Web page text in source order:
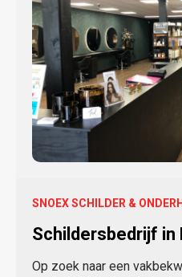
SNOEX SCHILDER &
Schildersbedrijf in
Op zoek naar een